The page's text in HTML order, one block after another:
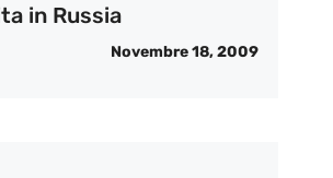
in Russia
Novembre 18, 2009